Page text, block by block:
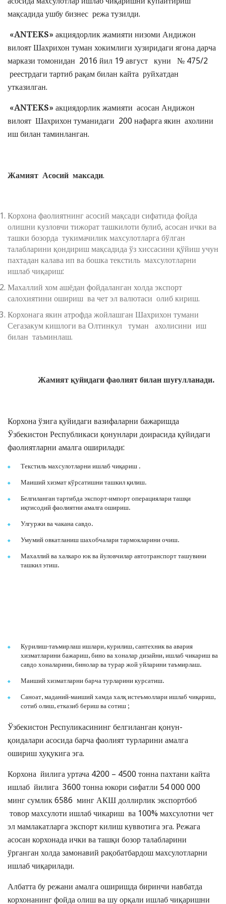
мақсадида ушбу бизнес режа тузилди.
«ANTEKS» акциядорлик жамияти низоми Андижон
вилоят Шахрихон туман хокимлиги хузиридаги ягона дарча
маркази томонидан 2016 йил 19 август куни № 475/2
реестрдаги тартиб рақам билан кайта руйхатдан
утказилган.
«ANTEKS» акциядорлик жамияти асосан Андижон
вилоят Шахрихон туманидаги 200 нафарга якин ахолини
иш билан таминланган.
Жамият Асосий максади.
Корхона фаолиятнинг асосий мақсади сифатида фойда
олишни кузловчи тижорат ташкилоти булиб, асосан ички ва
ташки бозорда тукимачилик махсулотларга бўлган
талабларини қондириш мақсадида ўз хиссасини қўйиш учун
пахтадан калава ип ва бошка текстиль махсулотларни
ишлаб чиқариш:
Махаллий хом ашёдан фойдаланган холда экспорт
салохиятини ошириш ва чет эл валютаси олиб кириш.
Корхонага якин атрофда жойлашган Шахрихон тумани
Сегазакум кишлоги ва Олтинкул туман ахолисини иш
билан таъминлаш.
Жамият қуйидаги фаолият билан шуғулланади.
Корхона ўзига қуйидаги вазифаларни бажаришда
Ўзбекистон Республикаси қонунлари доирасида қуйидаги
фаолиятларни амалга оширилади:
Текстиль махсулотларни ишлаб чиқариш .
Маиший хизмат кўрсатишни ташкил қилиш.
Белгиланган тартибда экспорт-импорт операциялари ташқи
иқтисодий фаолиятни амалга ошириш.
Улгуржи ва чакана савдо.
Умумий овкатланиш шахобчалари тармокларини очиш.
Махаллий ва халкаро юк ва йуловчилар автотранспорт ташувини
ташкил этиш.
Курилиш-таъмирлаш ишлари, курилиш, сантехник ва авария
хизматларини бажариш, бино ва хоналар дизайни, ишлаб чикариш ва
савдо хоналарини, бинолар ва турар жой уйларини таъмирлаш.
Маиший хизматларни барча турларини курсатиш.
Саноат, маданий-маиший хамда халқ истеъмоллари ишлаб чиқариш,
сотиб олиш, етказиб бериш ва сотиш ;
Ўзбекистон Респуликасининг белгиланган қонун-
қоидалари асосида барча фаолият турларини амалга
ошириш хуқукига эга.
Корхона йилига уртача 4200 – 4500 тонна пахтани кайта
ишлаб йилига 3600 тонна юкори сифатли 54 000 000
минг сумлик 6586 минг АКШ доллирлик экспортбоб
товор махсулоти ишлаб чикариш ва 100% махсулотни чет
эл мамлакатларга экспорт килиш куввотига эга. Режага
асосан корхонада ички ва ташқи бозор талабларини
ўрганган холда замонавий рақобатбардош махсулотларни
ишлаб чиқарилади.
Албатта бу режани амалга оширишда биринчи навбатда
корхонанинг фойда олиш ва шу орқали ишлаб чиқаришни